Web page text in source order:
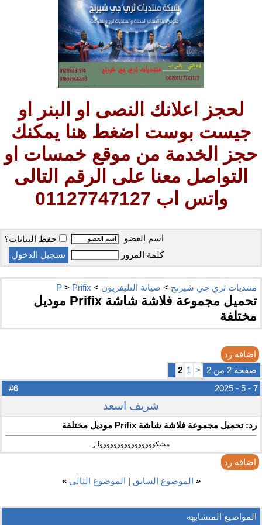
لحجز اعلانك النصى او البنر او
جيست بوست اضغط هنا يمكنك
حجز الخدمة من موقع خمسات او
التواصل معنا على الرقم التالى
واتس اب 01127747127
اسم العضو
حفظ البيانات؟
كلمة المرور
منتديات ثري جي شيرنج > صيانة التليفزيون >
P > Prifix
تحميل مجموعة فلاشة شاشة Prifix موديل
مختلفة
اضافه رد
صفحة 2 من 2
<
1
2
6 7 - 5 - 2025
شريف اسعد
رد: تحميل مجموعة فلاشة شاشة Prifix موديل مختلفة
مشكووووووووووووووووا ر
اضافه رد
« الموضوع السابق | الموضوع التالي »
المواضيع المتشابهه